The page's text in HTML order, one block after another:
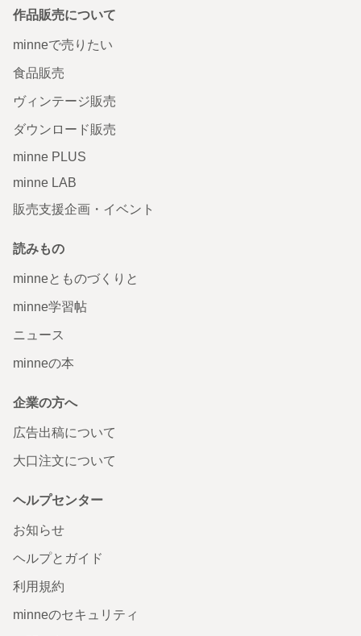
作品販売について
minneで売りたい
食品販売
ヴィンテージ販売
ダウンロード販売
minne PLUS
minne LAB
販売支援企画・イベント
読みもの
minneとものづくりと
minne学習帖
ニュース
minneの本
企業の方へ
広告出稿について
大口注文について
ヘルプセンター
お知らせ
ヘルプとガイド
利用規約
minneのセキュリティ